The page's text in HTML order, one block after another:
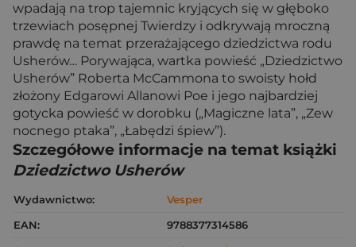
wpadają na trop tajemnic kryjących się w głęboko
trzewiach posępnej Twierdzy i odkrywają mroczną
prawdę na temat przerażającego dziedzictwa rodu
Usherów… Porywająca, wartka powieść „Dziedzictwo
Usherów” Roberta McCammona to swoisty hołd
złożony Edgarowi Allanowi Poe i jego najbardziej
gotycka powieść w dorobku („Magiczne lata”, „Zew
nocnego ptaka”, „Łabędzi śpiew”).
Szczegółowe informacje na temat książki
Dziedzictwo Usherów
Wydawnictwo:
Vesper
EAN:
9788377314586